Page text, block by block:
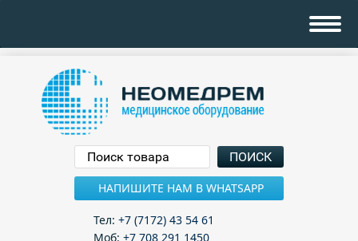
НАПИШИТЕ НАМ В WHATSAPP
Тел: +7 (7172) 43 54 61
Моб: +7 708 291 1450